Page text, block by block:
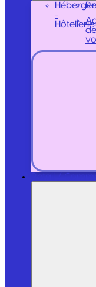
-
Hôtellerie
de
Retail /